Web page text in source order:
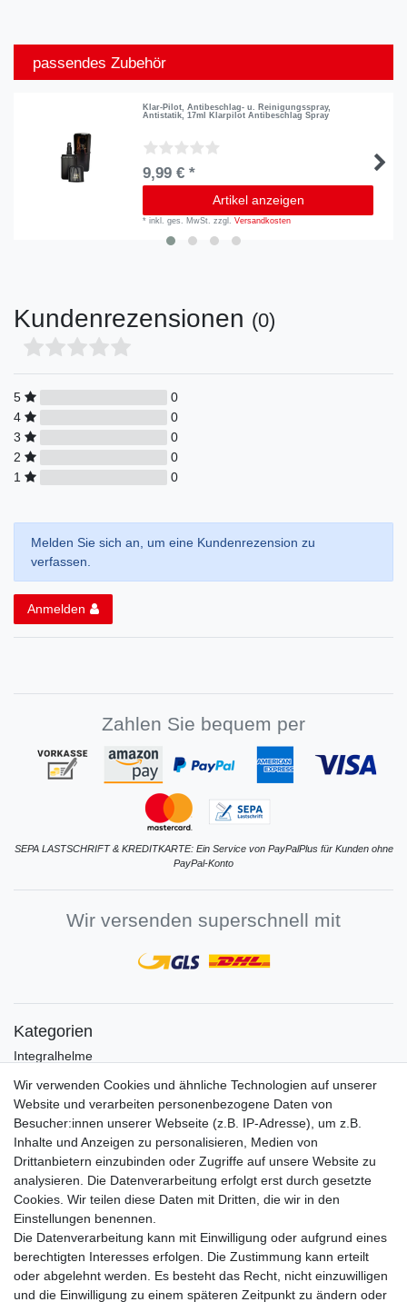
passendes Zubehör
Klar-Pilot, Antibeschlag- u. Reinigungsspray,
Antistatik, 17ml Klarpilot Antibeschlag Spray
9,99 € *
Artikel anzeigen
*inkl. ges. MwSt. zzgl.Versandkosten
Kundenrezensionen (0)
5
0
4
0
3
0
2
0
1
0
Melden Sie sich an, um eine Kundenrezension zu
verfassen.
Anmelden
Zahlen Sie bequem per
SEPA LASTSCHRIFT & KREDITKARTE: Ein Service von PayPalPlus für Kunden ohne
PayPal-Konto
Wir versenden superschnell mit
Kategorien
Integralhelme
Crosshelme
Klapphelme
Zubehör/Visiere
Bluetoothhelme
Kinderhelme
Skihelme
Services
Mein Konto
Kontakt
FAQ
Wir verwenden Cookies und ähnliche Technologien auf unserer
Website und verarbeiten personenbezogene Daten von
Besucher:innen unserer Webseite (z.B. IP-Adresse), um z.B.
Inhalte und Anzeigen zu personalisieren, Medien von
Drittanbietern einzubinden oder Zugriffe auf unsere Website zu
analysieren. Die Datenverarbeitung erfolgt erst durch gesetzte
Cookies. Wir teilen diese Daten mit Dritten, die wir in den
Einstellungen benennen.
Die Datenverarbeitung kann mit Einwilligung oder aufgrund eines
berechtigten Interesses erfolgen. Die Zustimmung kann erteilt
oder abgelehnt werden. Es besteht das Recht, nicht einzuwilligen
und die Einwilligung zu einem späteren Zeitpunkt zu ändern oder